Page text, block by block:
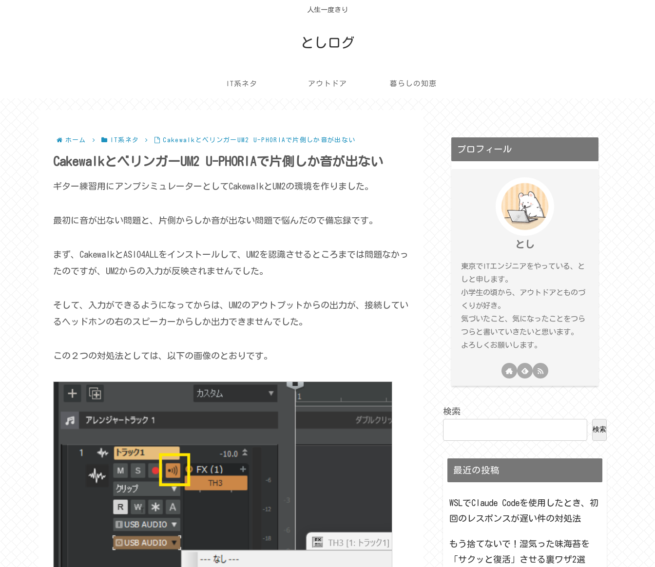
人生一度きり
としログ
IT系ネタ アウトドア 暮らしの知恵
ホーム IT系ネタ CakewalkとベリンガーUM2 U-PHORIAで片側しか音が出ない
CakewalkとベリンガーUM2 U-PHORIAで片側しか音が出ない
ギター練習用にアンプシミュレーターとしてCakewalkとUM2の環境を作りました。
最初に音が出ない問題と、片側からしか音が出ない問題で悩んだので備忘録です。
まず、CakewalkとASIO4ALLをインストールして、UM2を認識させるところまでは問題なかっ
たのですが、UM2からの入力が反映されませんでした。
そして、入力ができるようになってからは、UM2のアウトプットからの出力が、接続してい
るヘッドホンの右のスピーカーからしか出力できませんでした。
この２つの対処法としては、以下の画像のとおりです。
プロフィール
とし
東京でITエンジニアをやっている、と
しと申します。
小学生の頃から、アウトドアとものづ
くりが好き。
気づいたこと、気になったことをつら
つらと書いていきたいと思います。
よろしくお願いします。
検索
検索
最近の投稿
WSLでClaude Codeを使用したとき、初
回のレスポンスが遅い件の対処法
もう捨てないで！湿気った味海苔を
「サクッと復活」させる裏ワザ2選